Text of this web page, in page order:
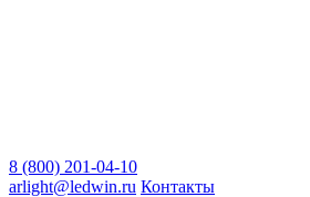
8 (800) 201-04-10
arlight@ledwin.ru Контакты